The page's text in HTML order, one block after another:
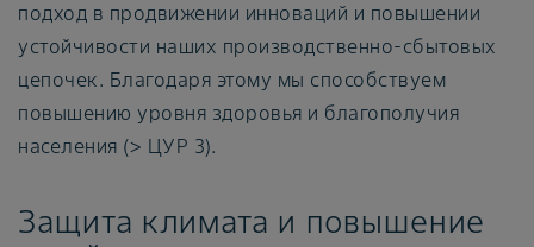
подход в продвижении инноваций и повышении
устойчивости наших производственно-сбытовых
цепочек. Благодаря этому мы способствуем
повышению уровня здоровья и благополучия
населения (> ЦУР 3).
Защита климата и повышение